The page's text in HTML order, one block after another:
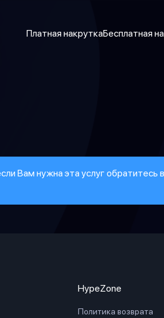
Платная накруткаБесплатная
Вам нужна эта услуг
HypeZone
Политика возврата